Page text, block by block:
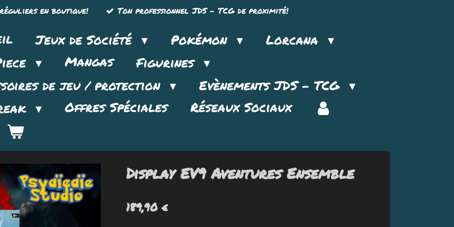
réguliers en boutique! Ton professionnel JDS - TCG de proximité!
Jeux de Société Pokémon
Lorcana
Mangas
Figurines
de jeu / protection
Evènements JDS - TCG
Offres Spéciales Réseaux Sociaux
Display EV9 Aventures Ensemble
189,90 €